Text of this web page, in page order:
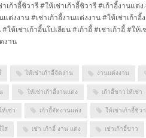
าเก้าอี้ชิวารี #ให้เช่าเก้าอี้ชิวารี #เก้าอี้งานแ
แต่งงาน #เช่าเก้าอี้งานแต่งงาน #ให้เช่าเก้า
#ให้เช่าเก้าอี้นโปเลียน #เก้าอี้ #เช่าเก้าอี้ #ให้
งาน
ให้เช่าเก้าอี้จัดงาน งานแต่งงาน
ให้เช่าเก้าอี้งานแต่ง เก้าอี้ขาวให้เช่า
ห้เช่า เก้าอี้จัดงานแต่ง ให้เช่าเก้าอี้ชิว
ใส เช่า เก้าอี้ งาน แต่ง เช่าเก้าอี้ขาว